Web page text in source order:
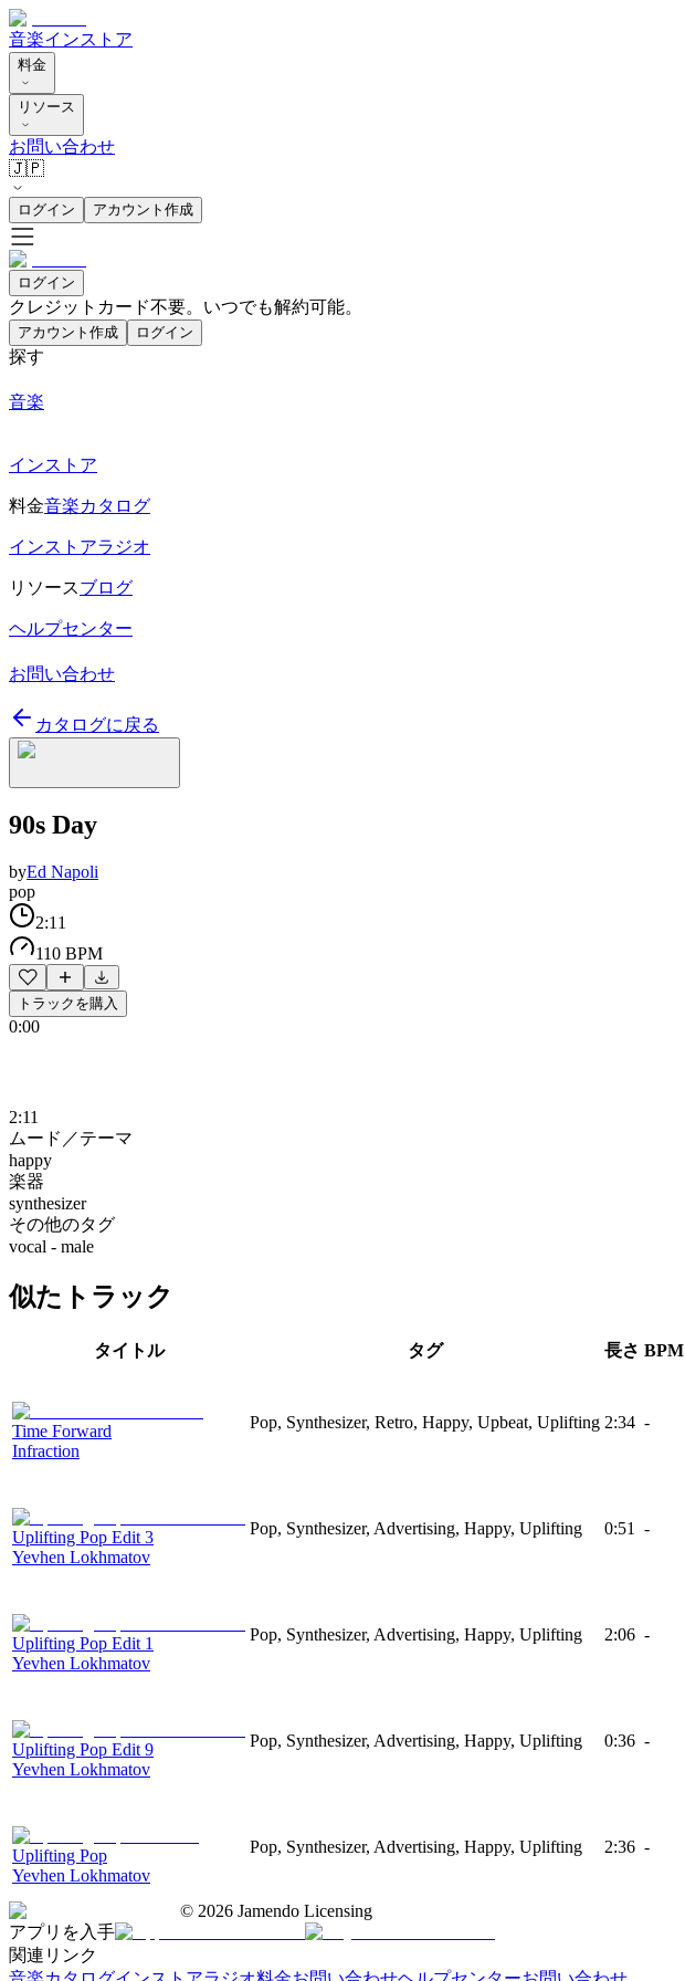
音楽インストア
料金
リソース
お問い合わせ
🇯🇵
ログイン アカウント作成
ログイン
クレジットカード不要。いつでも解約可能。
アカウント作成 ログイン
探す
音楽
インストア
料金音楽カタログ
インストアラジオ
リソースブログ
ヘルプセンター
お問い合わせ
カタログに戻る
90s Day
byEd Napoli
pop
2:11
110 BPM
トラックを購入
0:00
2:11
ムード／テーマ
happy
楽器
synthesizer
その他のタグ
vocal - male
似たトラック
タイトル タグ 長さ BPM
Time Forward
Infraction
Pop, Synthesizer, Retro, Happy, Upbeat, Uplifting 2:34 -
Uplifting Pop Edit 3
Yevhen Lokhmatov
Pop, Synthesizer, Advertising, Happy, Uplifting 0:51 -
Uplifting Pop Edit 1
Yevhen Lokhmatov
Pop, Synthesizer, Advertising, Happy, Uplifting 2:06 -
Uplifting Pop Edit 9
Yevhen Lokhmatov
Pop, Synthesizer, Advertising, Happy, Uplifting 0:36 -
Uplifting Pop
Yevhen Lokhmatov
Pop, Synthesizer, Advertising, Happy, Uplifting 2:36 -
© 2026 Jamendo Licensing
アプリを入手
関連リンク